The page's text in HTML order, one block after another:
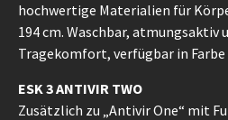
hochwertige Materialien für
194 cm. Waschbar, atmungsaktiv
Tragekomfort, verfügbar in Farbe
ESK 3 ANTIVIR TWO
Zusätzlich zu „Antivir One“ mit